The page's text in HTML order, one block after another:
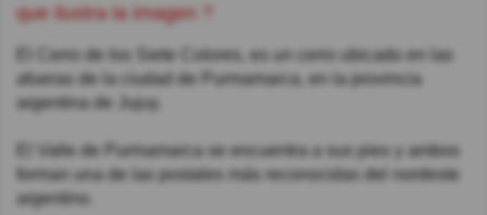
que ilustra la imagen ?
El Cerro de los Siete Colores, es un cerro ubicado en las
afueras de la ciudad de Purmamarca, en la provincia
argentina de Jujuy.
El Valle de Purmamarca se encuentra a sus pies y ambos
forman una de las postales más reconocidas del nordeste
argentino.